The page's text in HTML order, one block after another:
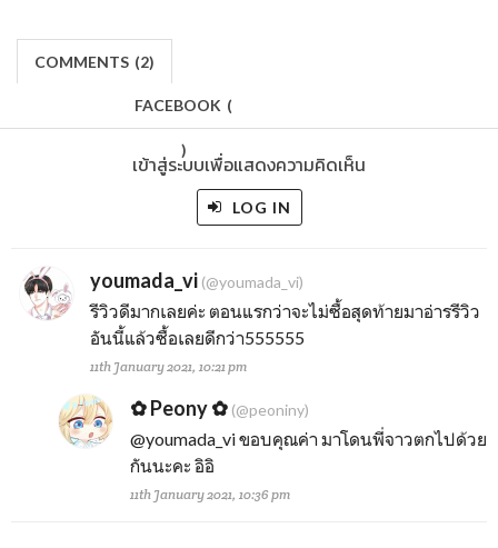
COMMENTS (2)
FACEBOOK (
)
เข้าสู่ระบบเพื่อแสดงความคิดเห็น
LOG IN
youmada_vi (@youmada_vi)
รีวิวดีมากเลยค่ะ ตอนแรกว่าจะไม่ซื้อสุดท้ายมาอ่ารรีวิว
อันนี้แล้วซื้อเลยดีกว่า555555
11th January 2021, 10:21 pm
✿ Peony ✿(@peoniny)
@youmada_viขอบคุณค่า มาโดนพี่จาวตกไปด้วย
กันนะคะ อิอิ
11th January 2021, 10:36 pm